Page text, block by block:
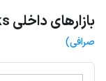
بازارهای داخلی Cerebras Tokenized bStocks
صرافی)